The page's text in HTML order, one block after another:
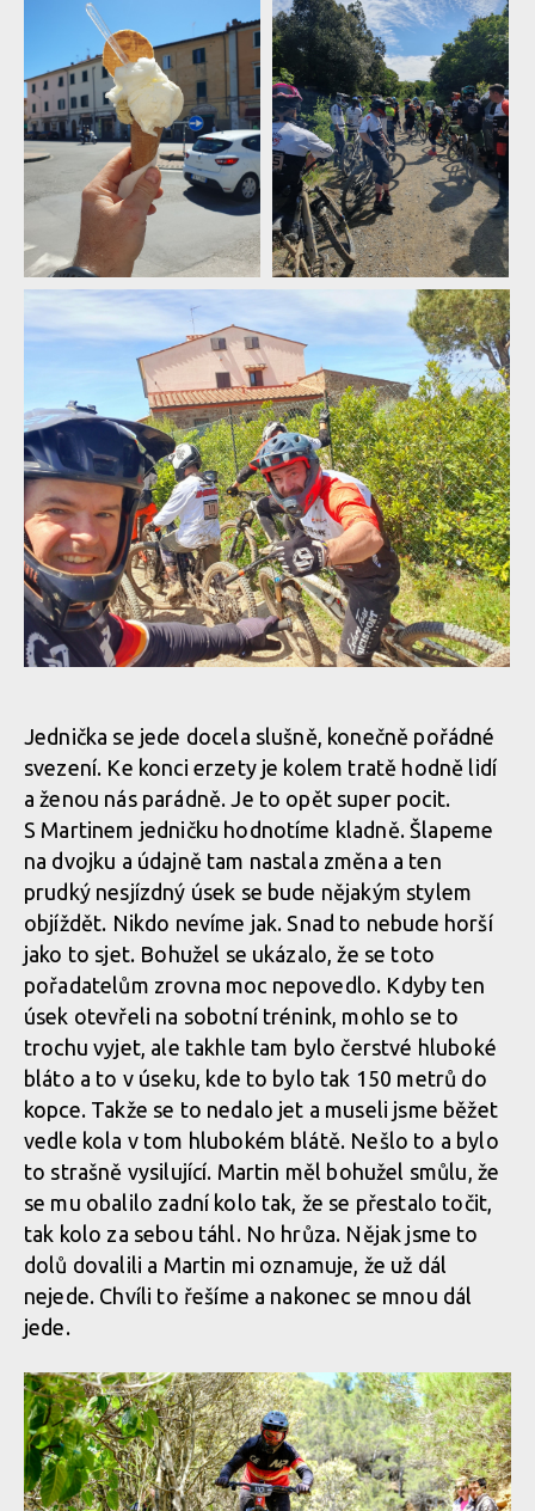
Report: Milan Smetaník a
Martin Pajma úspěšně
reprezentovali na Toscano
Enduro Series v Livornu
Report: Milan Smetaník a
Martin Pajma úspěšně
reprezentovali na Toscano
Enduro Series v Livornu
reprezentovali na Toscano
Enduro Series v Livornu
Report: Milan Smetaník a
Martin Pajma úspěšně
reprezentovali na Toscano
Enduro Series v Livornu
Report: Milan Smetaník a
Martin Pajma úspěšně
reprezentovali na Toscano
Enduro Series v Livornu
Report: Milan Smetaník a
Martin Pajma úspěšně
reprezentovali na Toscano
Enduro Series v Livornu
reprezentovali na Toscano
Enduro Series v Livornu
Report: Milan Smetaník a
Martin Pajma úspěšně
Enduro Series v Livornu
Report: Milan Smetaník a Martin Pajma úspěšně reprezentovali
na Toscano Enduro Series v Livornu
Report: Milan Smetaník a Martin Pajma úspěšně reprezentovali
na Toscano Enduro Series v Livornu
Report: Milan Smetaník a Martin Pajma úspěšně reprezentovali
na Toscano Enduro Series v Livornu
Jednička se jede docela slušně, konečně pořádné
svezení. Ke konci erzety je kolem tratě hodně lidí
a ženou nás parádně. Je to opět super pocit.
S Martinem jedničku hodnotíme kladně. Šlapeme
na dvojku a údajně tam nastala změna a ten
prudký nesjízdný úsek se bude nějakým stylem
objíždět. Nikdo nevíme jak. Snad to nebude horší
jako to sjet. Bohužel se ukázalo, že se toto
pořadatelům zrovna moc nepovedlo. Kdyby ten
úsek otevřeli na sobotní trénink, mohlo se to
trochu vyjet, ale takhle tam bylo čerstvé hluboké
bláto a to v úseku, kde to bylo tak 150 metrů do
kopce. Takže se to nedalo jet a museli jsme běžet
vedle kola v tom hlubokém blátě. Nešlo to a bylo
to strašně vysilující. Martin měl bohužel smůlu, že
se mu obalilo zadní kolo tak, že se přestalo točit,
tak kolo za sebou táhl. No hrůza. Nějak jsme to
dolů dovalili a Martin mi oznamuje, že už dál
nejede. Chvíli to řešíme a nakonec se mnou dál
jede.